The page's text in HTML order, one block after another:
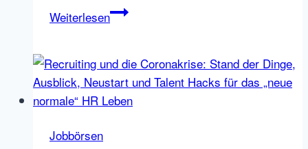
WeiterlesenVergleich
Was
ist
besser
Jobbörsen